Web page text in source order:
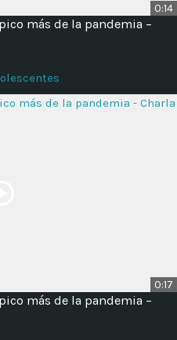
0:14
más de la pandemia –
0:17
más de la pandemia –